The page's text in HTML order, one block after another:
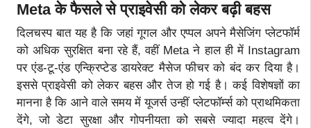
Meta के फैसले से प्राइवेसी को लेकर बढ़ी बहस
दिलचस्प बात यह है कि जहां गूगल और एप्पल अपने मैसेजिंग प्लेटफॉर्म
को अधिक सुरक्षित बना रहे हैं, वहीं Meta ने हाल ही में Instagram
पर एंड-टू-एंड एन्क्रिप्टेड डायरेक्ट मैसेज फीचर को बंद कर दिया है।
इससे प्राइवेसी को लेकर बहस और तेज हो गई है। कई विशेषज्ञों का
मानना है कि आने वाले समय में यूजर्स उन्हीं प्लेटफॉर्म्स को प्राथमिकता
देंगे, जो डेटा सुरक्षा और गोपनीयता को सबसे ज्यादा महत्व देंगे।